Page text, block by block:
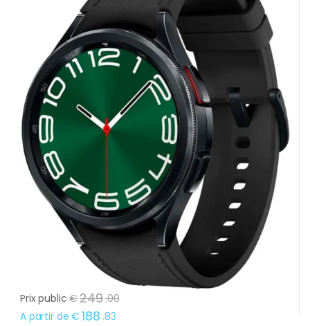
Prix public €249.00
A partir de € 188 .83